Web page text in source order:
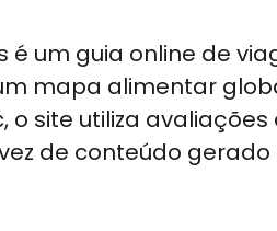
é um guia online de
mapa alimentar
o site utiliza
de conteúdo